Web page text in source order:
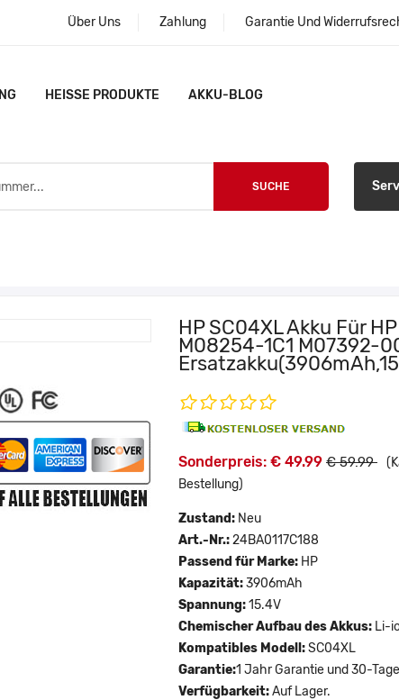
Über Uns Zahlung Garantie Und
HEISSE PRODUKTE AKKU-BLOG
SUCHE
HP SC04XL Akku Für
M08254-1C1 M07392-
Sonderpreis: € 49.99 € 59.99
Bestellung)
Zustand: Neu
Art.-Nr.:24BA0117C188
Passend für Marke: HP
Kapazität:3906mAh
Spannung:15.4V
Chemischer Aufbau des Akkus: Li-
Kompatibles Modell:SC04XL
Garantie:1 Jahr Garantie und 30-
Verfügbarkeit:Auf Lager.